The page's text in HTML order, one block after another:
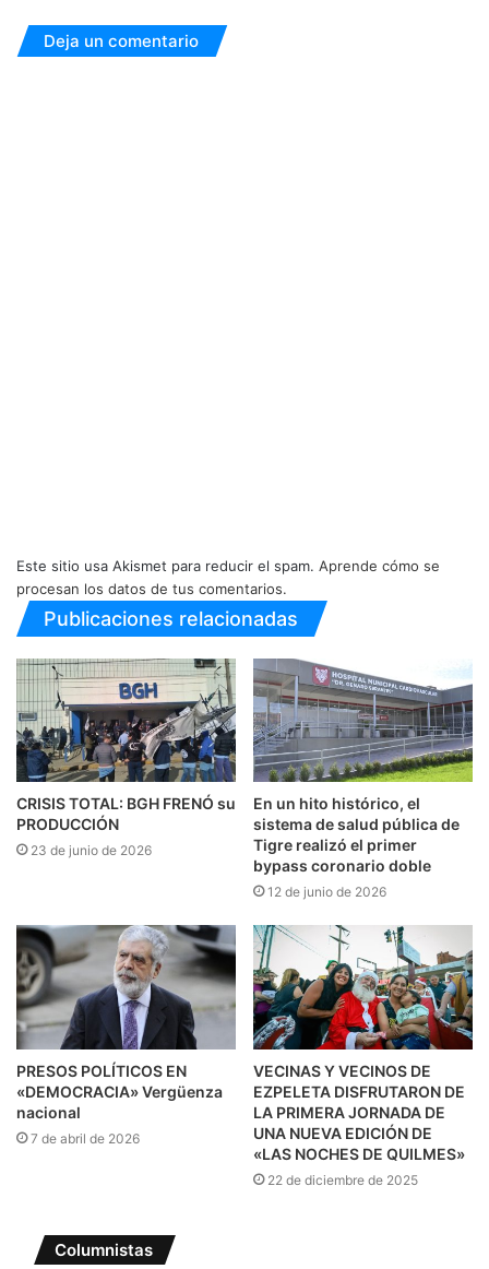
Deja un comentario
Este sitio usa Akismet para reducir el spam. Aprende cómo se
procesan los datos de tus comentarios.
Publicaciones relacionadas
CRISIS TOTAL: BGH FRENÓ su
PRODUCCIÓN
23 de junio de 2026
En un hito histórico, el
sistema de salud pública de
Tigre realizó el primer
bypass coronario doble
12 de junio de 2026
PRESOS POLÍTICOS EN
«DEMOCRACIA» Vergüenza
nacional
7 de abril de 2026
VECINAS Y VECINOS DE
EZPELETA DISFRUTARON DE
LA PRIMERA JORNADA DE
UNA NUEVA EDICIÓN DE
«LAS NOCHES DE QUILMES»
22 de diciembre de 2025
Columnistas